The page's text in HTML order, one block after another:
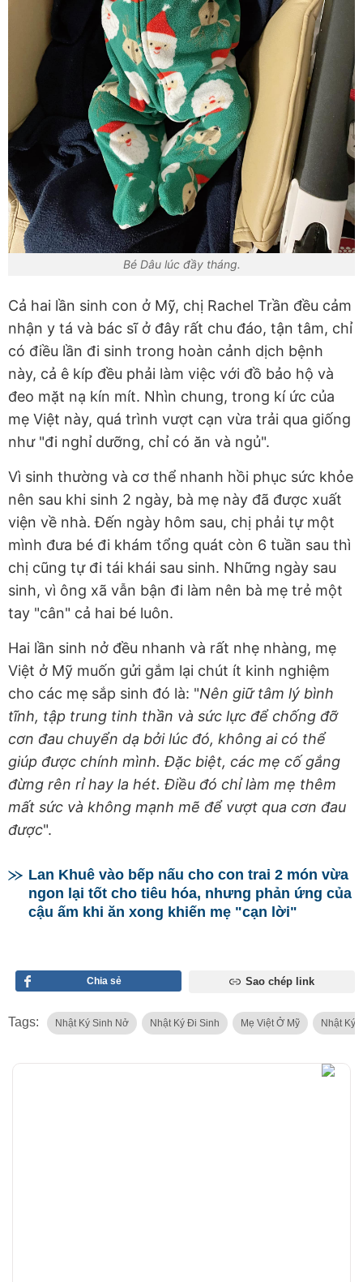
Bé Dâu lúc đầy tháng.
Cả hai lần sinh con ở Mỹ, chị Rachel Trần đều cảm
nhận y tá và bác sĩ ở đây rất chu đáo, tận tâm, chỉ
có điều lần đi sinh trong hoàn cảnh dịch bệnh
này, cả ê kíp đều phải làm việc với đồ bảo hộ và
đeo mặt nạ kín mít. Nhìn chung, trong kí ức của
mẹ Việt này, quá trình vượt cạn vừa trải qua giống
như "đi nghỉ dưỡng, chỉ có ăn và ngủ".
Vì sinh thường và cơ thể nhanh hồi phục sức khỏe
nên sau khi sinh 2 ngày, bà mẹ này đã được xuất
viện về nhà. Đến ngày hôm sau, chị phải tự một
mình đưa bé đi khám tổng quát còn 6 tuần sau thì
chị cũng tự đi tái khái sau sinh. Những ngày sau
sinh, vì ông xã vẫn bận đi làm nên bà mẹ trẻ một
tay "cân" cả hai bé luôn.
Hai lần sinh nở đều nhanh và rất nhẹ nhàng, mẹ
Việt ở Mỹ muốn gửi gắm lại chút ít kinh nghiệm
cho các mẹ sắp sinh đó là: "Nên giữ tâm lý bình
tĩnh, tập trung tinh thần và sức lực để chống đỡ
cơn đau chuyển dạ bởi lúc đó, không ai có thể
giúp được chính mình. Đặc biệt, các mẹ cố gắng
đừng rên rỉ hay la hét. Điều đó chỉ làm mẹ thêm
mất sức và không mạnh mẽ để vượt qua cơn đau
được".
Lan Khuê vào bếp nấu cho con trai 2 món vừa
ngon lại tốt cho tiêu hóa, nhưng phản ứng của
cậu ấm khi ăn xong khiến mẹ "cạn lời"
Chia sẻ Sao chép link
Tags: Nhật Ký Sinh Nở Nhật Ký Đi Sinh Mẹ Việt Ở Mỹ Nhật Ký